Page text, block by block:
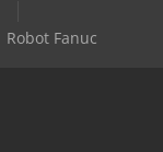
Robot Fanuc